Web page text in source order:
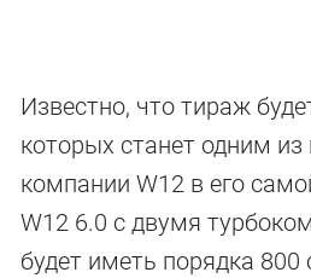
Известно, что тираж
которых станет одним
компании W12 в его
W12 6.0 с двумя
будет иметь порядка